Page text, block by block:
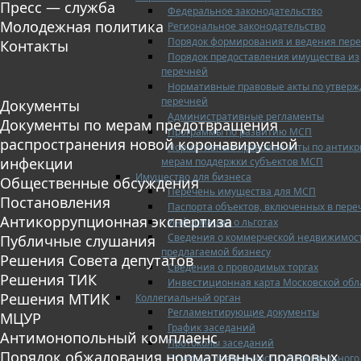
Федеральное законодательство
Региональное законодательство
Порядок формирования и ведения
Порядок предоставления имущества из
перечней
Нормативные правовые акты по
перечней
Административные регламенты
Программы по развитию МСП
Нормативные правовые акты по
мерам поддержки субъектов МСП
Имущество для бизнеса
Перечень имущества для МСП
Паспорта объектов, включенных в
Информация о льготах
Сведения о коммерческой
предлагаемой бизнесу
Сведения о проводимых торгах
Инвестиционная карта Московской
Коллегиальный орган
Регламентирующие документы
График заседаний
Протоколы заседаний
Отчеты о деятельности
Пресс — служба
Молодежная политика
Контакты
Документы
Документы по мерам предотвращения
распространения новой коронавирусной
инфекции
Общественные обсуждения
Постановления
Антикоррупционная экспертиза
Публичные слушания
Решения Совета депутатов
Решения ТИК
Решения МТИК
МЦУР
Антимонопольный комплаенс
Порядок обжалования нормативных правовых